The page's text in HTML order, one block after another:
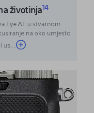
životinja14
Eye AF u stvarnom
na oko umjesto
us...